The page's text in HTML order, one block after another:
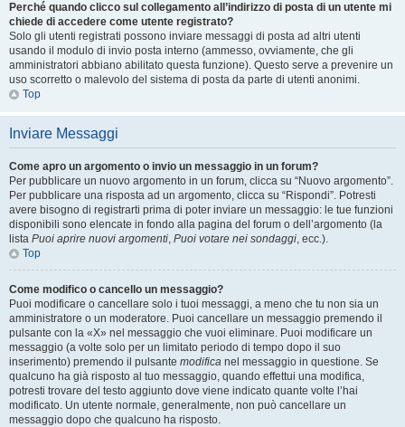
Perché quando clicco sul collegamento all’indirizzo di posta di un utente mi
chiede di accedere come utente registrato?
Solo gli utenti registrati possono inviare messaggi di posta ad altri utenti
usando il modulo di invio posta interno (ammesso, ovviamente, che gli
amministratori abbiano abilitato questa funzione). Questo serve a prevenire un
uso scorretto o malevolo del sistema di posta da parte di utenti anonimi.
Top
Inviare Messaggi
Come apro un argomento o invio un messaggio in un forum?
Per pubblicare un nuovo argomento in un forum, clicca su “Nuovo argomento”.
Per pubblicare una risposta ad un argomento, clicca su “Rispondi”. Potresti
avere bisogno di registrarti prima di poter inviare un messaggio: le tue funzioni
disponibili sono elencate in fondo alla pagina del forum o dell’argomento (la
lista Puoi aprire nuovi argomenti, Puoi votare nei sondaggi, ecc.).
Top
Come modifico o cancello un messaggio?
Puoi modificare o cancellare solo i tuoi messaggi, a meno che tu non sia un
amministratore o un moderatore. Puoi cancellare un messaggio premendo il
pulsante con la «X» nel messaggio che vuoi eliminare. Puoi modificare un
messaggio (a volte solo per un limitato periodo di tempo dopo il suo
inserimento) premendo il pulsante modifica nel messaggio in questione. Se
qualcuno ha già risposto al tuo messaggio, quando effettui una modifica,
potresti trovare del testo aggiunto dove viene indicato quante volte l’hai
modificato. Un utente normale, generalmente, non può cancellare un
messaggio dopo che qualcuno ha risposto.